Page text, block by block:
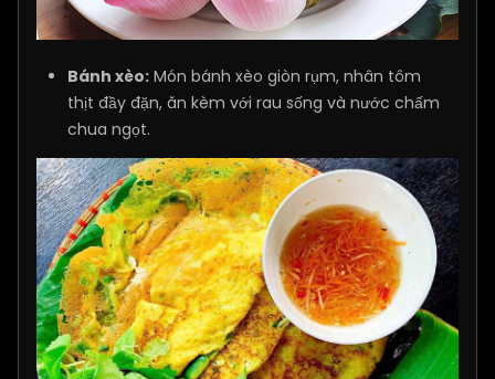
Bánh xèo: Món bánh xèo giòn rụm, nhân tôm
thịt đầy đặn, ăn kèm với rau sống và nước chấm
chua ngọt.